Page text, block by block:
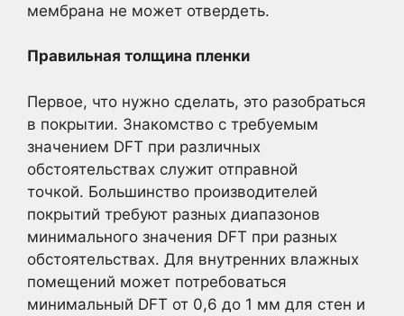
мембрана не может отвердеть.
Правильная толщина пленки
Первое, что нужно сделать, это разобраться
в покрытии. Знакомство с требуемым
значением DFT при различных
обстоятельствах служит отправной
точкой. Большинство производителей
покрытий требуют разных диапазонов
минимального значения DFT при разных
обстоятельствах. Для внутренних влажных
помещений может потребоваться
минимальный DFT от 0,6 до 1 мм для стен и